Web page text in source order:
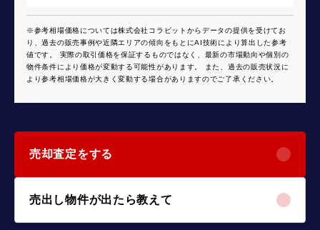
※参考相場価格については株式会社コラビットからデータの提供を受けてお
り、過去の販売事例や近隣エリアの傾向をもとにAI技術により算出した参考
値です。 実際の取引価格を保証するものではなく、最新の市場動向や個別の
物件条件により価格が変動する可能性があります。 また、過去の販売状況に
より参考相場価格が大きく変動する場合がありますのでご了承ください。
売却査定をする
売出し物件が出たら教えて